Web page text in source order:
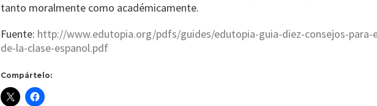
tanto moralmente como académicamente.
Fuente: http://www.edutopia.org/pdfs/guides/edutopia-guia-diez-consejos-para-
de-la-clase-espanol.pdf
Compártelo: